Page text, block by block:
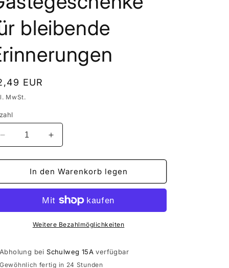
bleibende
EUR
MwSt.
Verringere
die
Menge
Rustikale
Gästegeschenke
bleibende
Erinnerungen
Erhöhe
die
Menge
für
Rustikale
Gästegeschenke
für
bleibende
Erinnerungen
In den Warenkorb legen
Weitere Bezahlmöglichkeiten
Abholung beiSchulweg 15A verfügbar
Gewöhnlich fertig in 24 Stunden